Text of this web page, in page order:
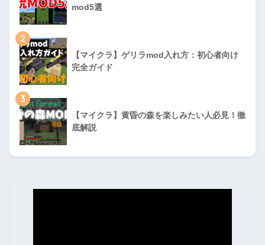
mod5選
2
【マイクラ】ゲリラmod入れ方：初心者向け
完全ガイド
3
【マイクラ】黄昏の森を楽しみたい人必見！徹
底解説